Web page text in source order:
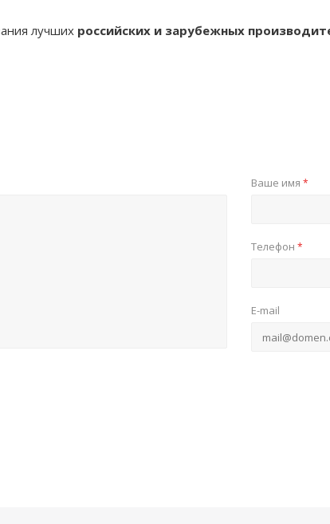
лучших российских и зарубежных
Ваше имя *
Телефон *
E-mail